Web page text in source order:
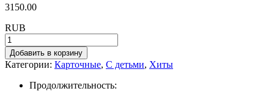
3150.00
RUB
Добавить в корзину
Категории: Карточные, С детьми, Хиты
Продолжительность: